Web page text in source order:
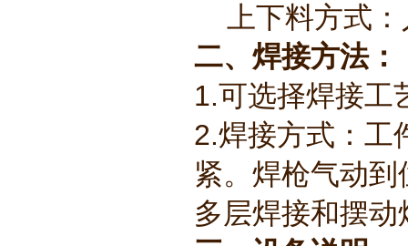
上下料方式：
二、焊接方法：
1.可选择焊接工
2.焊接方式：工
紧。焊枪气动
多层焊接和摆动